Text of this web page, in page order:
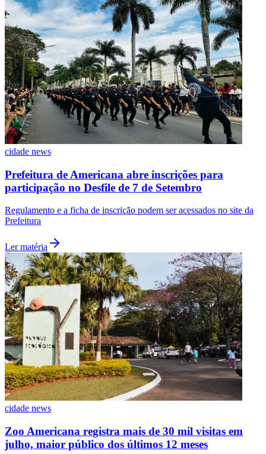
Flamengo
Fluminense
cidade news
Prefeitura de Americana abre inscrições para
participação no Desfile de 7 de Setembro
Regulamento e a ficha de inscrição podem ser acessados no site da
Prefeitura
Ler matéria
cidade news
Zoo Americana registra mais de 30 mil visitas em
julho, maior público dos últimos 12 meses